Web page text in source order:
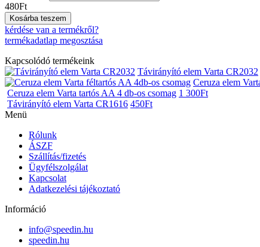
480Ft
Kosárba teszem
kérdése van a termékről?
termékadatlap megosztása
Kapcsolódó termékeink
Távirányító elem Varta CR2032
Ceruza elem
Ceruza elem Varta tartós AA 4 db-os csomag 1 300Ft
Távirányító elem Varta CR1616 450Ft
Menü
Rólunk
ÁSZF
Szállítás/fizetés
Ügyfélszolgálat
Kapcsolat
Adatkezelési tájékoztató
Információ
info@speedin.hu
speedin.hu